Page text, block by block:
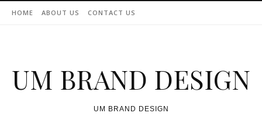
HOME ABOUT US CONTACT US
UM BRAND DESIGN
UM BRAND DESIGN